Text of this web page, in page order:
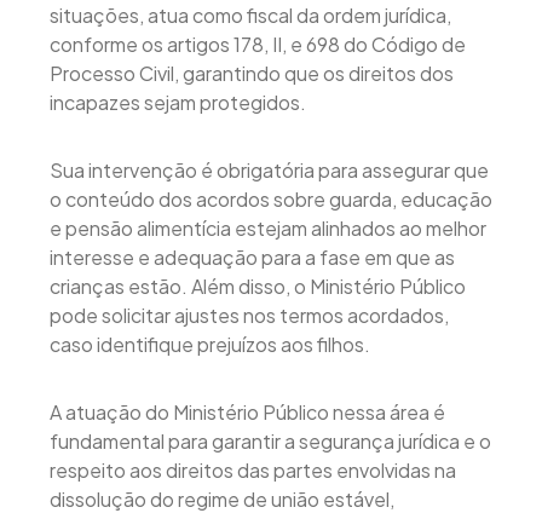
situações, atua como fiscal da ordem jurídica,
conforme os artigos 178, II, e 698 do Código de
Processo Civil, garantindo que os direitos dos
incapazes sejam protegidos.
Sua intervenção é obrigatória para assegurar que
o conteúdo dos acordos sobre guarda, educação
e pensão alimentícia estejam alinhados ao melhor
interesse e adequação para a fase em que as
crianças estão. Além disso, o Ministério Público
pode solicitar ajustes nos termos acordados,
caso identifique prejuízos aos filhos.
A atuação do Ministério Público nessa área é
fundamental para garantir a segurança jurídica e o
respeito aos direitos das partes envolvidas na
dissolução do regime de união estável,